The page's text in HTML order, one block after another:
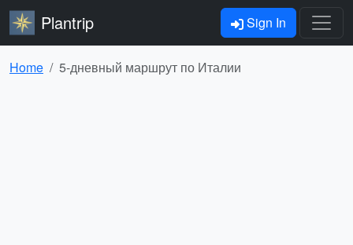
Plantrip Sign In
Home 5-дневный маршрут по Италии